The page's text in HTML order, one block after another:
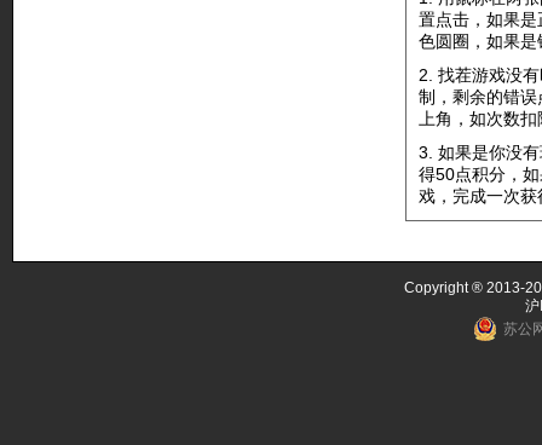
置点击，如果
色圆圈，如果
2. 找茬游戏没
制，剩余的错
上角，如次数
3. 如果是你没
得50点积分，
戏，完成一次获
Copyright ® 2013-
苏公